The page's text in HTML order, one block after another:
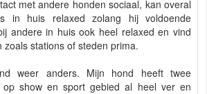
met andere honden sociaal, kan overal
in huis relaxed zolang hij voldoende
andere in huis ook heel relaxed en vind
zoals stations of steden prima.
weer anders. Mijn hond heeft twee
show en sport gebied al heel ver en